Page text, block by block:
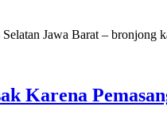
Jawa Barat –
Karena